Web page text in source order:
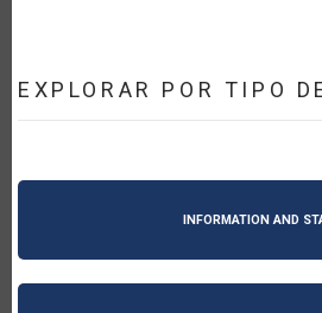
EXPLORAR POR TIPO
INFORMATION AND